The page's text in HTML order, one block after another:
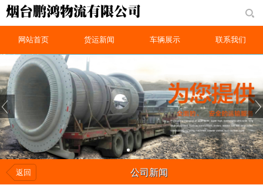
网站首页 货运新闻 车辆展示 联系我们
返回 公司新闻